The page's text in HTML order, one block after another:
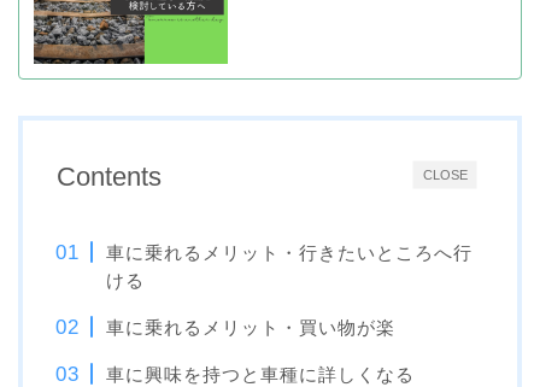
CLOSE
Contents
車に乗れるメリット・行きたいところへ行
ける
車に乗れるメリット・買い物が楽
車に興味を持つと車種に詳しくなる